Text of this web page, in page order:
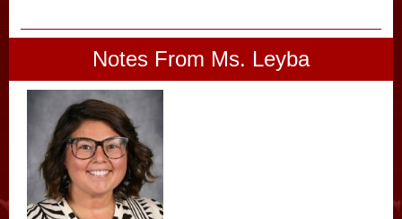
Notes From Ms. Leyba